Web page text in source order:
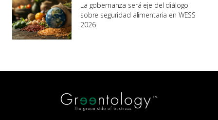
La gobernanza será eje del diálogo
sobre seguridad alimentaria en WESS
2026